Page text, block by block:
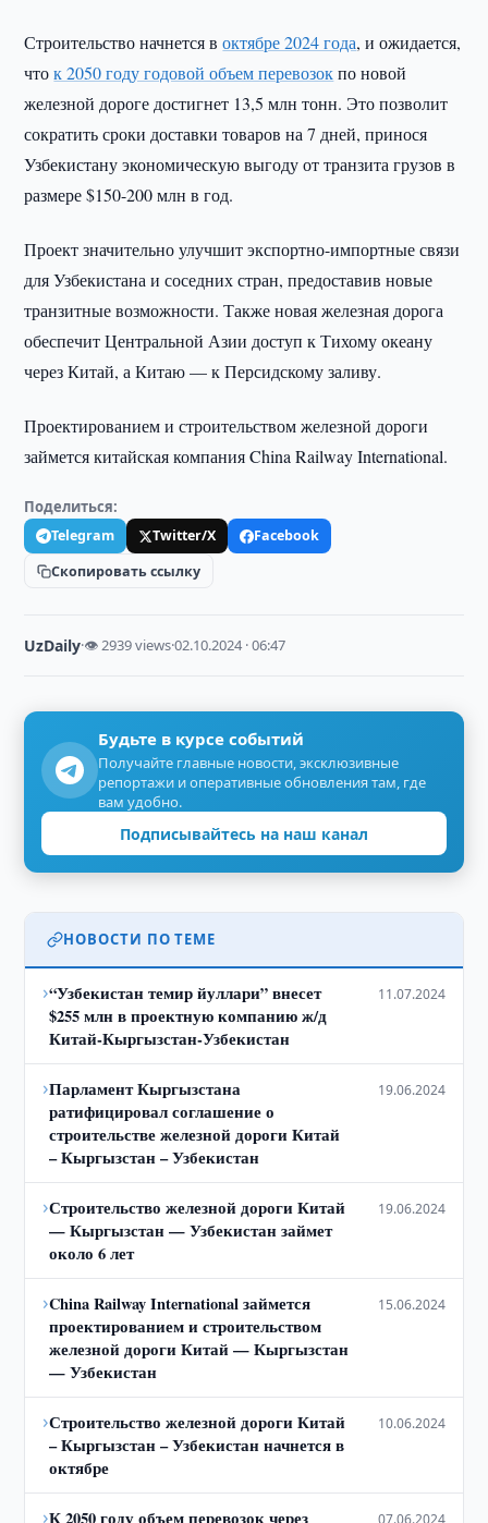
Строительство начнется воктябре 2024 года, и ожидается,
чток 2050 году годовой объем перевозокпо новой
железной дороге достигнет 13,5 млн тонн. Это позволит
сократить сроки доставки товаров на 7 дней, принося
Узбекистану экономическую выгоду от транзита грузов в
размере $150-200 млн в год.
Проект значительно улучшит экспортно-импортные связи
для Узбекистана и соседних стран, предоставив новые
транзитные возможности. Также новая железная дорога
обеспечит Центральной Азии доступ к Тихому океану
через Китай, а Китаю — к Персидскому заливу.
Проектированием и строительством железной дороги
займется китайская компания China Railway International.
Поделиться:
Telegram Twitter/X
Facebook
Скопировать ссылку
UzDaily·👁 2939 views·02.10.2024 · 06:47
Будьте в курсе событий
Получайте главные новости, эксклюзивные
репортажи и оперативные обновления там, где
вам удобно.
Подписывайтесь на наш канал
НОВОСТИ ПО ТЕМЕ
›“Узбекистан темир йуллари” внесет
$255 млн в проектную компанию ж/д
Китай-Кыргызстан-Узбекистан
11.07.2024
›Парламент Кыргызстана
ратифицировал соглашение о
строительстве железной дороги Китай
– Кыргызстан – Узбекистан
19.06.2024
›Строительство железной дороги Китай
— Кыргызстан — Узбекистан займет
около 6 лет
19.06.2024
›China Railway International займется
проектированием и строительством
железной дороги Китай — Кыргызстан
— Узбекистан
15.06.2024
›Строительство железной дороги Китай
– Кыргызстан – Узбекистан начнется в
октябре
10.06.2024
›К 2050 году объем перевозок через 07.06.2024